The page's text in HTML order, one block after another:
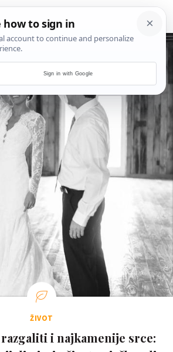
ŽIVOT
i najkamenije srce:
Sign in with Google